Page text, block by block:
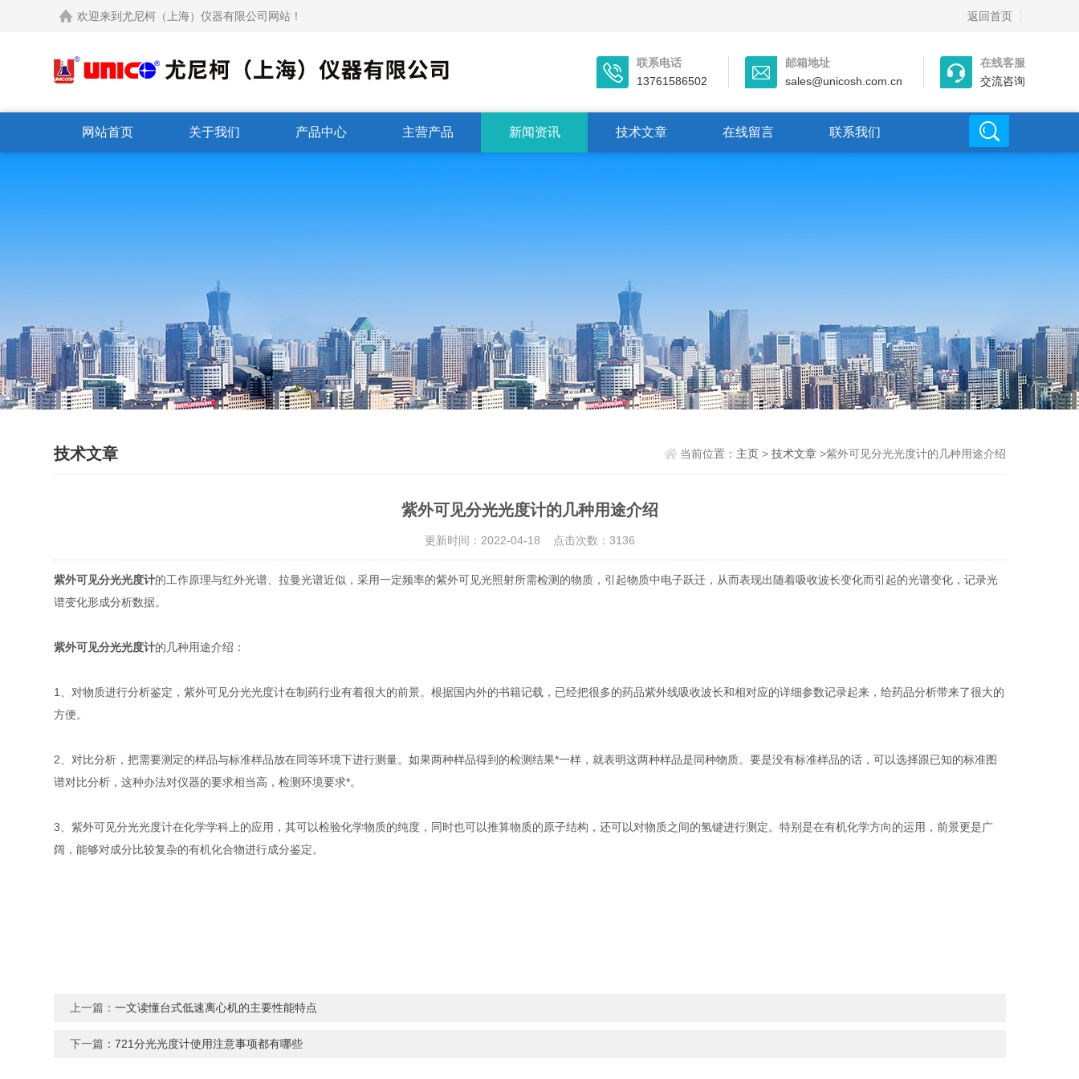
欢迎来到尤尼柯（上海）仪器有限公司网站！ 返回首页
联系电话
13761586502
邮箱地址
sales@unicosh.com.cn
在线客服
交流咨询
网站首页 关于我们 产品中心 主营产品 新闻资讯 技术文章 在线留言 联系我们
技术文章 当前位置： 主页> 技术文章>紫外可见分光光度计的几种用途介绍
紫外可见分光光度计的几种用途介绍
更新时间：2022-04-18 点击次数：3136
紫外可见分光光度计的工作原理与红外光谱、拉曼光谱近似，采用一定频率的紫外可见光照射所需检测的物质，引起物质中电子跃迁，从而表现出随着吸收波长变化而引起的光谱变化，记录光
谱变化形成分析数据。
紫外可见分光光度计的几种用途介绍：
1、对物质进行分析鉴定，紫外可见分光光度计在制药行业有着很大的前景。根据国内外的书籍记载，已经把很多的药品紫外线吸收波长和相对应的详细参数记录起来，给药品分析带来了很大的
方便。
2、对比分析，把需要测定的样品与标准样品放在同等环境下进行测量。如果两种样品得到的检测结果*一样，就表明这两种样品是同种物质。要是没有标准样品的话，可以选择跟已知的标准图
谱对比分析，这种办法对仪器的要求相当高，检测环境要求*。
3、紫外可见分光光度计在化学学科上的应用，其可以检验化学物质的纯度，同时也可以推算物质的原子结构，还可以对物质之间的氢键进行测定。特别是在有机化学方向的运用，前景更是广
阔，能够对成分比较复杂的有机化合物进行成分鉴定。
上一篇：一文读懂台式低速离心机的主要性能特点
下一篇：721分光光度计使用注意事项都有哪些